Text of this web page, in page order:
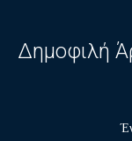
Δημοφιλή